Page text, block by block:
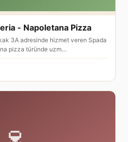
- Napoletana Pizza
3A adresinde hizmet veren Spada
pizza türünde uzm…